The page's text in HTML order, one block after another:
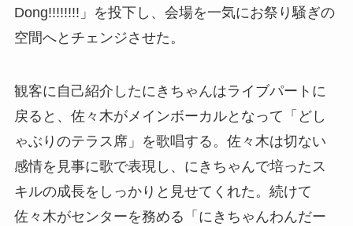
Dong!!!!!!!!」を投下し、会場を一気にお祭り騒ぎの
空間へとチェンジさせた。
観客に自己紹介したにきちゃんはライブパートに
戻ると、佐々木がメインボーカルとなって「どし
ゃぶりのテラス席」を歌唱する。佐々木は切ない
感情を見事に歌で表現し、にきちゃんで培ったス
キルの成長をしっかりと見せてくれた。続けて
佐々木がセンターを務める「にきちゃんわんだー